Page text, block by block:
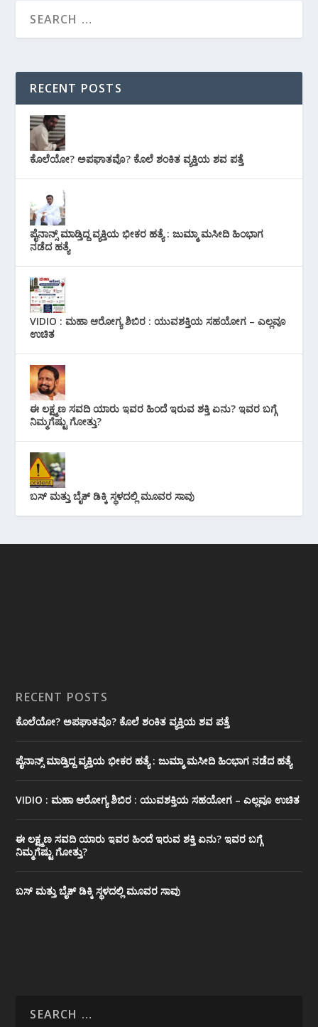
RECENT POSTS
ಕೊಲೆಯೋ? ಅಪಘಾತವೊ? ಕೊಲೆ ಶಂಕಿತ ವ್ಯಕ್ತಿಯ ಶವ ಪತ್ತೆ
ಪೈನಾನ್ಸ್ ಮಾಡ್ತಿದ್ದ ವ್ಯಕ್ತಿಯ ಭೀಕರ‌ ಹತ್ಯೆ : ಜುಮ್ಮಾ ಮಸೀದಿ ಹಿಂಭಾಗ
ನಡೆದ ಹತ್ಯೆ
VIDIO : ಮಹಾ ಆರೋಗ್ಯ ಶಿಬಿರ : ಯುವಶಕ್ತಿಯ ಸಹಯೋಗ – ಎಲ್ಲವೂ
ಉಚಿತ
ಈ ಲಕ್ಷ್ಮಣ ಸವದಿ ಯಾರು ಇವರ ಹಿಂದೆ ಇರುವ ಶಕ್ತಿ ಏನು? ಇವರ ಬಗ್ಗೆ
ನಿಮ್ಮಗೆಷ್ಟು ಗೋತ್ತು?
ಬಸ್ ಮತ್ತು ಬೈಕ್ ಡಿಕ್ಕಿ ಸ್ಥಳದಲ್ಲಿ ಮೂವರ ಸಾವು
RECENT POSTS
ಕೊಲೆಯೋ? ಅಪಘಾತವೊ? ಕೊಲೆ ಶಂಕಿತ ವ್ಯಕ್ತಿಯ ಶವ ಪತ್ತೆ
ಪೈನಾನ್ಸ್ ಮಾಡ್ತಿದ್ದ ವ್ಯಕ್ತಿಯ ಭೀಕರ‌ ಹತ್ಯೆ : ಜುಮ್ಮಾ ಮಸೀದಿ ಹಿಂಭಾಗ ನಡೆದ ಹತ್ಯೆ
VIDIO : ಮಹಾ ಆರೋಗ್ಯ ಶಿಬಿರ : ಯುವಶಕ್ತಿಯ ಸಹಯೋಗ – ಎಲ್ಲವೂ ಉಚಿತ
ಈ ಲಕ್ಷ್ಮಣ ಸವದಿ ಯಾರು ಇವರ ಹಿಂದೆ ಇರುವ ಶಕ್ತಿ ಏನು? ಇವರ ಬಗ್ಗೆ
ನಿಮ್ಮಗೆಷ್ಟು ಗೋತ್ತು?
ಬಸ್ ಮತ್ತು ಬೈಕ್ ಡಿಕ್ಕಿ ಸ್ಥಳದಲ್ಲಿ ಮೂವರ ಸಾವು